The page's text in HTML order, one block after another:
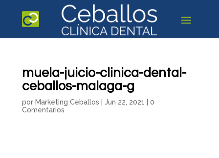
muela-juicio-clinica-dental-
ceballos-malaga-g
por Marketing Ceballos Jun 22, 2021
0
Comentarios